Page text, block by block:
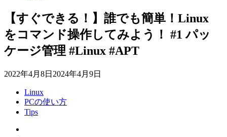
【すぐできる！】誰でも簡単！Linux
をコマンド操作してみよう！ #1 パッ
ケージ管理 #Linux #APT
2022年4月8日 2024年4月9日
Linux
PCの使い方
Tips